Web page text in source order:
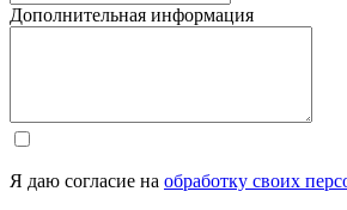
Дополнительная информация
Я даю согласие на обработку своих